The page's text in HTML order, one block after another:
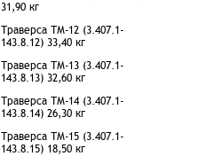
31,90 кг
Траверса ТМ-12 (3.407.1-
143.8.12) 33,40 кг
Траверса ТМ-13 (3.407.1-
143.8.13) 32,60 кг
Траверса ТМ-14 (3.407.1-
143.8.14) 26,30 кг
Траверса ТМ-15 (3.407.1-
143.8.15) 18,50 кг